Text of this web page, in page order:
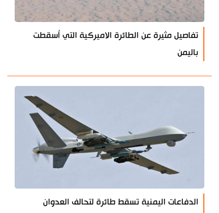
تفاصيل مثيرة عن الطائرة الاميركية التي اُسقطت
باليمن
الدفاعات اليمنية تسقط طائرة لتحالف العدوان